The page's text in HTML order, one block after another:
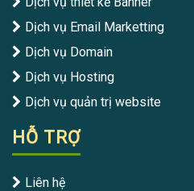
Dịch vụ Email Marketting
Dịch vụ Domain
Dịch vụ Hosting
Dịch vụ quản trị website
HỖ TRỢ
Liên hệ